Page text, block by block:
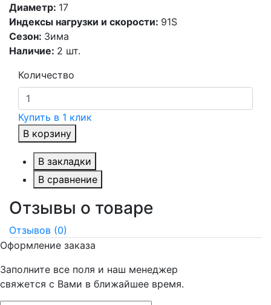
Диаметр: 17
Индексы нагрузки и скорости: 91S
Сезон: Зима
Наличие: 2 шт.
Количество
Купить в 1 клик
В корзину
В закладки
В сравнение
Отзывы о товаре
Отзывов (0)
Оформление заказа
Заполните все поля и наш менеджер
свяжется с Вами в ближайшее время.